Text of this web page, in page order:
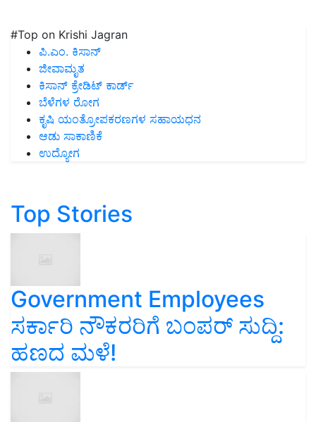
#Top on Krishi Jagran
ಪಿ.ಎಂ. ಕಿಸಾನ್
ಜೀವಾಮೃತ
ಕಿಸಾನ್ ಕ್ರೇಡಿಟ್ ಕಾರ್ಡ್
ಬೆಳೆಗಳ ರೋಗ
ಕೃಷಿ ಯಂತ್ರೋಪಕರಣಗಳ ಸಹಾಯಧನ
ಆಡು ಸಾಕಾಣಿಕೆ
ಉದ್ಯೋಗ
Top Stories
Government Employees
ಸರ್ಕಾರಿ ನೌಕರರಿಗೆ ಬಂಪರ್‌ ಸುದ್ದಿ:
ಹಣದ ಮಳೆ!